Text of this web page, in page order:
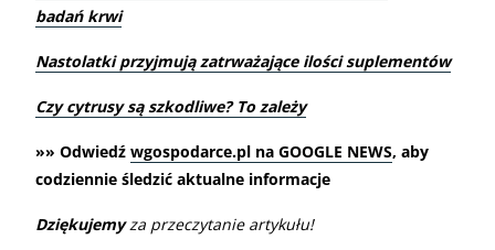
badań krwi
Nastolatki przyjmują zatrważające ilości suplementów
Czy cytrusy są szkodliwe? To zależy
»» Odwiedź wgospodarce.pl na GOOGLE NEWS, aby
codziennie śledzić aktualne informacje
Dziękujemyza przeczytanie artykułu!